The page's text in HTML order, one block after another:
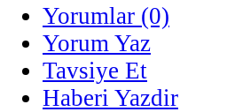
Yorumlar (0)
Yorum Yaz
Tavsiye Et
Haberi Yazdir